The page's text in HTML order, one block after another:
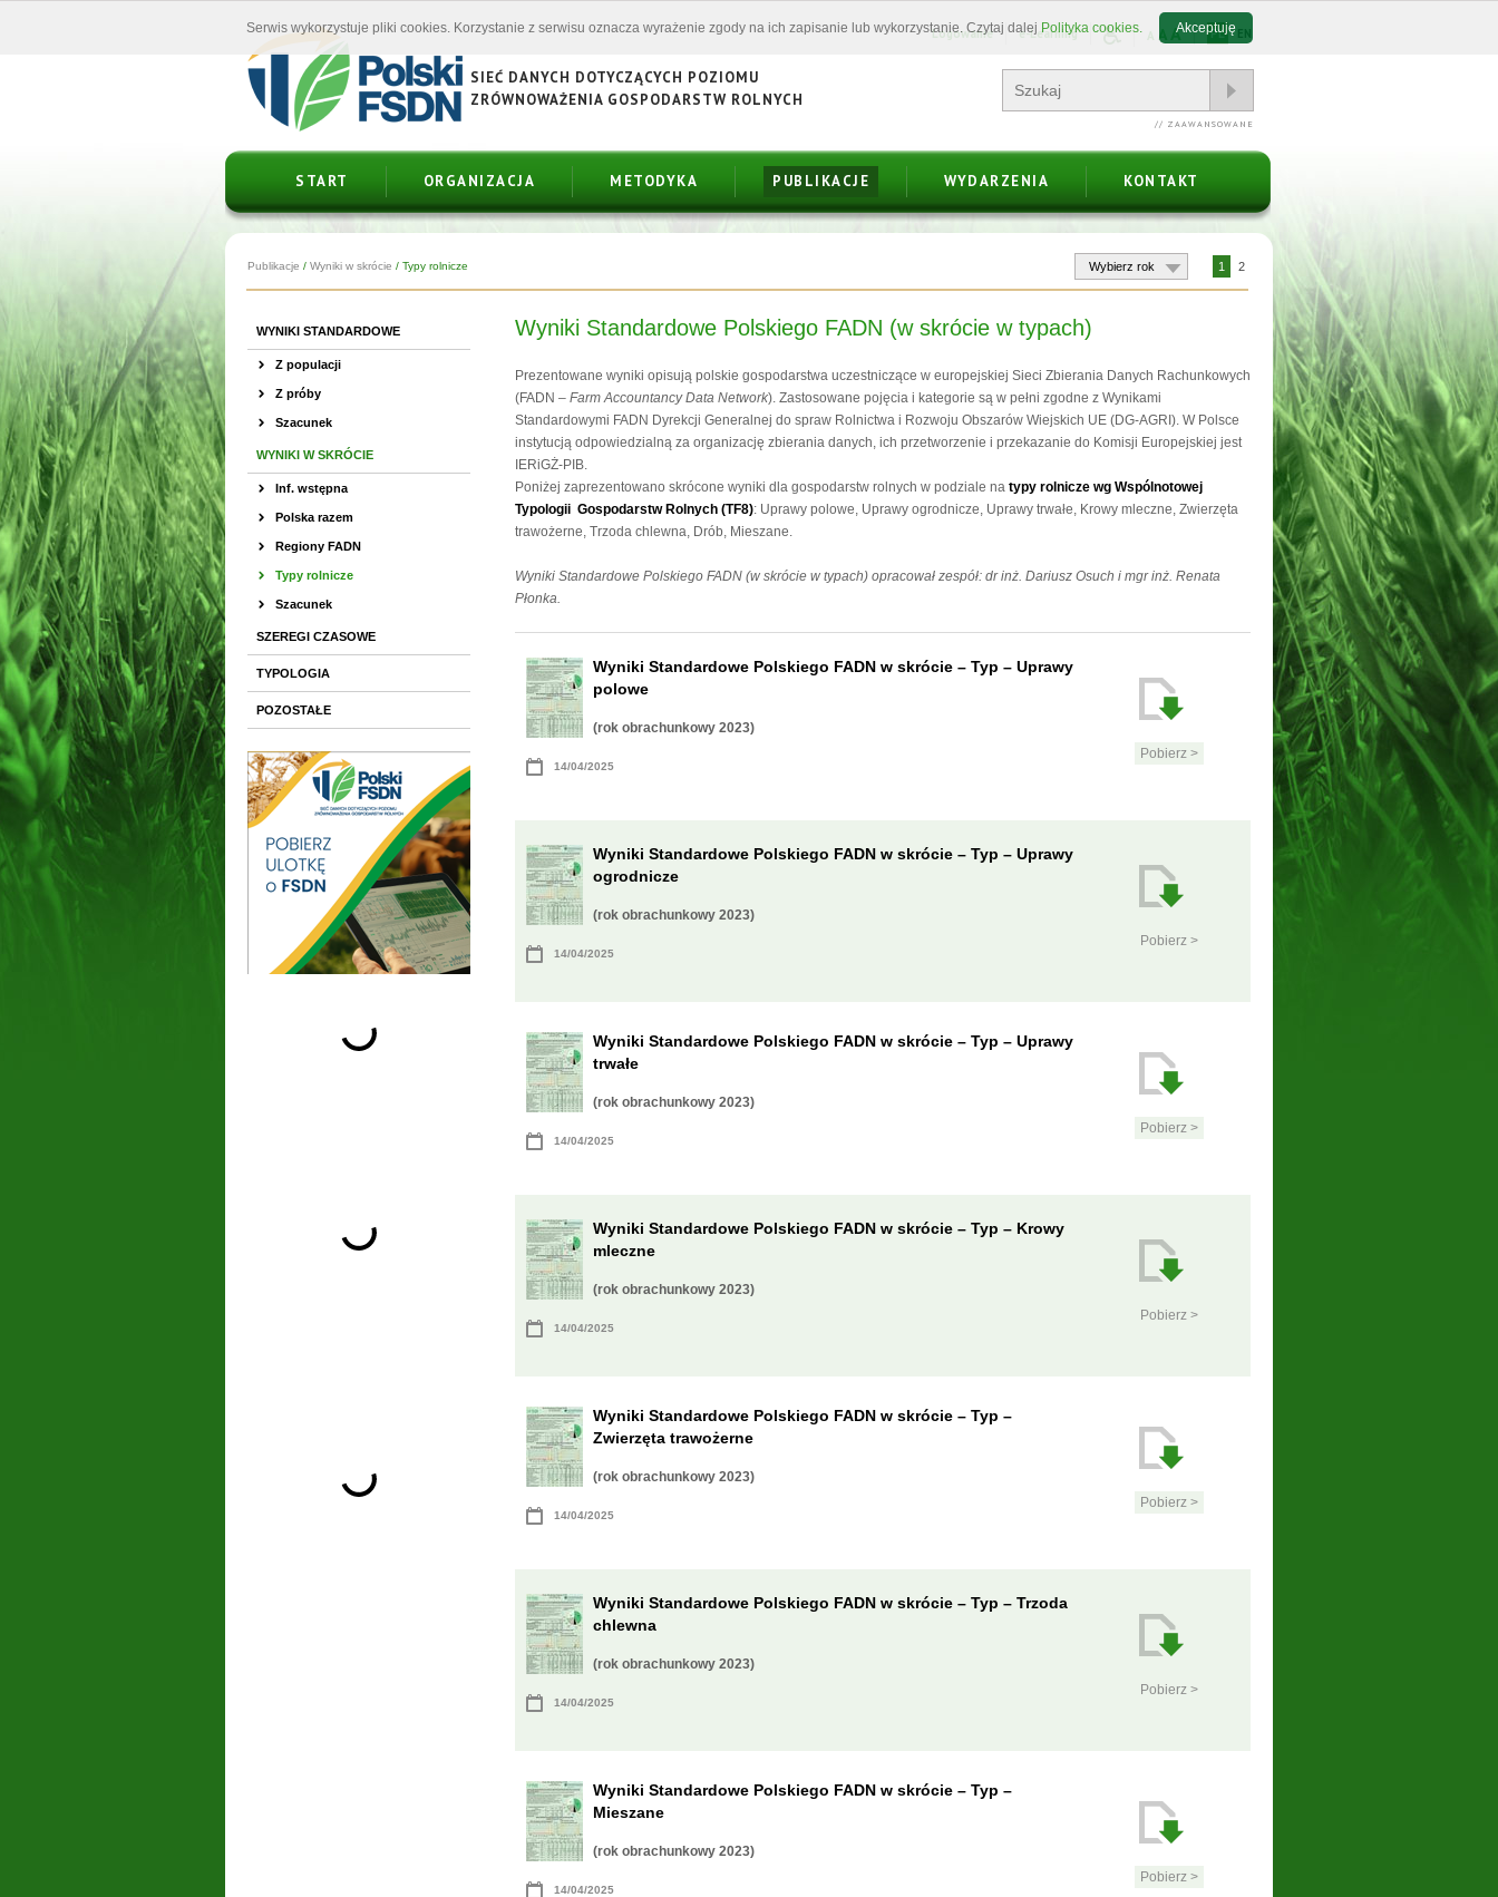
SIEĆ DANYCH DOTYCZĄCYCH POZIOMU
ZRÓWNOWAŻENIA GOSPODARSTW ROLNYCH
PL EN
A A
e-Learning
Logowanie
// ZAAWANSOWANE
START ORGANIZACJA METODYKA PUBLIKACJE WYDARZENIA KONTAKT
Publikacje / Wyniki w skrócie / Typy rolnicze 1 2
WYNIKI STANDARDOWE
Z populacji
Z próby
Szacunek
WYNIKI W SKRÓCIE
Inf. wstępna
Polska razem
Regiony FADN
Typy rolnicze
Szacunek
SZEREGI CZASOWE
TYPOLOGIA
POZOSTAŁE
Wyniki Standardowe Polskiego FADN (w skrócie w typach)
Prezentowane wyniki opisują polskie gospodarstwa uczestniczące w europejskiej Sieci Zbierania Danych Rachunkowych
(FADN – Farm Accountancy Data Network). Zastosowane pojęcia i kategorie są w pełni zgodne z Wynikami
Standardowymi FADN Dyrekcji Generalnej do spraw Rolnictwa i Rozwoju Obszarów Wiejskich UE (DG-AGRI). W Polsce
instytucją odpowiedzialną za organizację zbierania danych, ich przetworzenie i przekazanie do Komisji Europejskiej jest
IERiGŻ-PIB.
Poniżej zaprezentowano skrócone wyniki dla gospodarstw rolnych w podziale na typy rolnicze wg Wspólnotowej
Typologii Gospodarstw Rolnych (TF8): Uprawy polowe, Uprawy ogrodnicze, Uprawy trwałe, Krowy mleczne, Zwierzęta
trawożerne, Trzoda chlewna, Drób, Mieszane.
Wyniki Standardowe Polskiego FADN (w skrócie w typach) opracował zespół: dr inż. Dariusz Osuch i mgr inż. Renata
Płonka.
Wyniki Standardowe Polskiego FADN w skrócie – Typ – Uprawy
polowe
(rok obrachunkowy 2023)
14/04/2025
Pobierz >
Wyniki Standardowe Polskiego FADN w skrócie – Typ – Uprawy
ogrodnicze
(rok obrachunkowy 2023)
14/04/2025
Pobierz >
Wyniki Standardowe Polskiego FADN w skrócie – Typ – Uprawy
trwałe
(rok obrachunkowy 2023)
14/04/2025
Pobierz >
Wyniki Standardowe Polskiego FADN w skrócie – Typ – Krowy
mleczne
(rok obrachunkowy 2023)
14/04/2025
Pobierz >
Wyniki Standardowe Polskiego FADN w skrócie – Typ –
Zwierzęta trawożerne
(rok obrachunkowy 2023)
14/04/2025
Pobierz >
Wyniki Standardowe Polskiego FADN w skrócie – Typ – Trzoda
chlewna
(rok obrachunkowy 2023)
14/04/2025
Pobierz >
Wyniki Standardowe Polskiego FADN w skrócie – Typ –
Mieszane
(rok obrachunkowy 2023)
14/04/2025
Pobierz >
Serwis wykorzystuje pliki cookies. Korzystanie z serwisu oznacza wyrażenie zgody na ich zapisanie lub wykorzystanie. Czytaj dalej Polityka cookies. Akceptuję